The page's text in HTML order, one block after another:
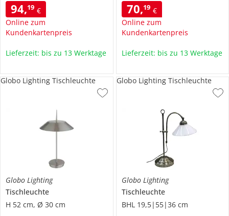
94,19 €
Online zum
Kundenkartenpreis
Lieferzeit: bis zu 13 Werktage
70,19 €
Online zum
Kundenkartenpreis
Lieferzeit: bis zu 13 Werktage
Globo Lighting
Tischleuchte
H 52 cm, Ø 30 cm
Globo Lighting Tischleuchte
Globo Lighting
Tischleuchte
BHL 19,5|55|36 cm
Globo Lighting Tischleuchte